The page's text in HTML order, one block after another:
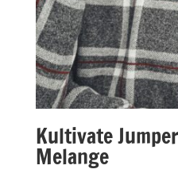
Kultivate
Melange